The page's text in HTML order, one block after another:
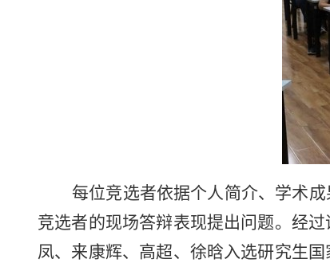
每位竞选者依据个人简介、学术
竞选者的现场答辩表现提出问题。经
凤、来康辉、高超、徐晗入选研究生